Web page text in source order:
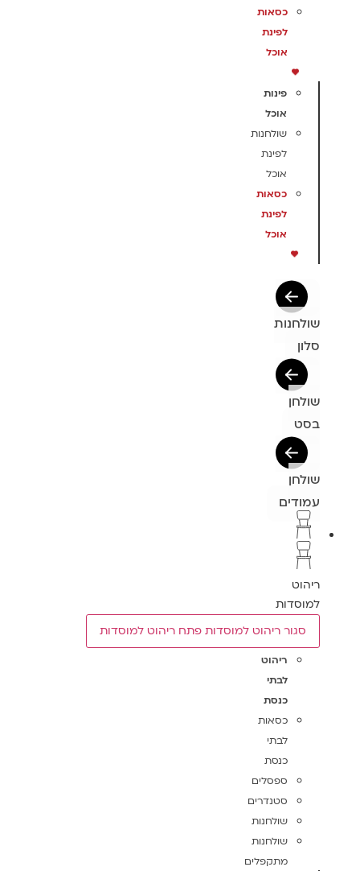
כסאות
לפינת
אוכל
פינות
אוכל
שולחנות
לפינת
אוכל
כסאות
לפינת
אוכל
שולחנות
סלון
שולחן
בסט
שולחן
עמודים
ריהוט
למוסדות
סגור ריהוט למוסדות פתח ריהוט למוסדות
ריהוט
לבתי
כנסת
כסאות
לבתי
כנסת
ספסלים
סטנדרים
שולחנות
שולחנות
מתקפלים